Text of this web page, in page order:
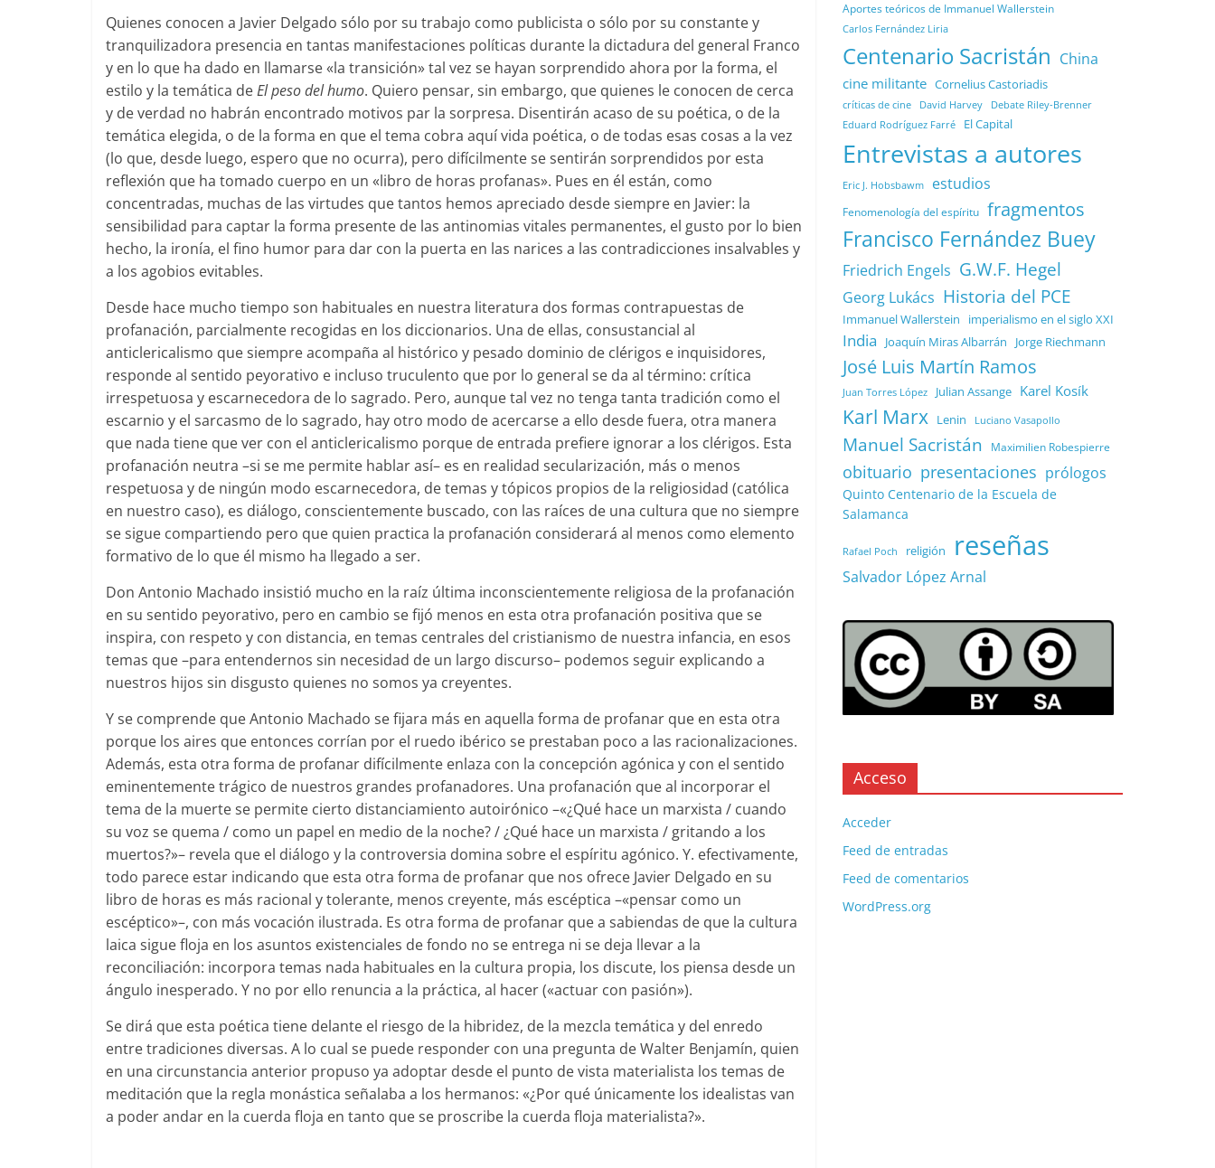
Quienes conocen a Javier Delgado sólo por su trabajo como publicista o sólo por su constante y
tranquilizadora presencia en tantas manifestaciones políticas durante la dictadura del general Franco
y en lo que ha dado en llamarse «la transición» tal vez se hayan sorprendido ahora por la forma, el
estilo y la temática deEl peso del humo. Quiero pensar, sin embargo, que quienes le conocen de cerca
y de verdad no habrán encontrado motivos par la sorpresa. Disentirán acaso de su poética, o de la
temática elegida, o de la forma en que el tema cobra aquí vida poética, o de todas esas cosas a la vez
(lo que, desde luego, espero que no ocurra), pero difícilmente se sentirán sorprendidos por esta
reflexión que ha tomado cuerpo en un «libro de horas profanas». Pues en él están, como
concentradas, muchas de las virtudes que tantos hemos apreciado desde siempre en Javier: la
sensibilidad para captar la forma presente de las antinomias vitales permanentes, el gusto por lo bien
hecho, la ironía, el fino humor para dar con la puerta en las narices a las contradicciones insalvables y
a los agobios evitables.
Desde hace mucho tiempo son habituales en nuestra literatura dos formas contrapuestas de
profanación, parcialmente recogidas en los diccionarios. Una de ellas, consustancial al
anticlericalismo que siempre acompaña al histórico y pesado dominio de clérigos e inquisidores,
responde al sentido peyorativo e incluso truculento que por lo general se da al término: crítica
irrespetuosa y escarnecedora de lo sagrado. Pero, aunque tal vez no tenga tanta tradición como el
escarnio y el sarcasmo de lo sagrado, hay otro modo de acercarse a ello desde fuera, otra manera
que nada tiene que ver con el anticlericalismo porque de entrada prefiere ignorar a los clérigos. Esta
profanación neutra –si se me permite hablar así– es en realidad secularización, más o menos
respetuosa y de ningún modo escarnecedora, de temas y tópicos propios de la religiosidad (católica
en nuestro caso), es diálogo, conscientemente buscado, con las raíces de una cultura que no siempre
se sigue compartiendo pero que quien practica la profanación considerará al menos como elemento
formativo de lo que él mismo ha llegado a ser.
Don Antonio Machado insistió mucho en la raíz última inconscientemente religiosa de la profanación
en su sentido peyorativo, pero en cambio se fijó menos en esta otra profanación positiva que se
inspira, con respeto y con distancia, en temas centrales del cristianismo de nuestra infancia, en esos
temas que –para entendernos sin necesidad de un largo discurso– podemos seguir explicando a
nuestros hijos sin disgusto quienes no somos ya creyentes.
Y se comprende que Antonio Machado se fijara más en aquella forma de profanar que en esta otra
porque los aires que entonces corrían por el ruedo ibérico se prestaban poco a las racionalizaciones.
Además, esta otra forma de profanar difícilmente enlaza con la concepción agónica y con el sentido
eminentemente trágico de nuestros grandes profanadores. Una profanación que al incorporar el
tema de la muerte se permite cierto distanciamiento autoirónico –«¿Qué hace un marxista / cuando
su voz se quema / como un papel en medio de la noche? / ¿Qué hace un marxista / gritando a los
muertos?»– revela que el diálogo y la controversia domina sobre el espíritu agónico. Y. efectivamente,
todo parece estar indicando que esta otra forma de profanar que nos ofrece Javier Delgado en su
libro de horas es más racional y tolerante, menos creyente, más escéptica –«pensar como un
escéptico»–, con más vocación ilustrada. Es otra forma de profanar que a sabiendas de que la cultura
laica sigue floja en los asuntos existenciales de fondo no se entrega ni se deja llevar a la
reconciliación: incorpora temas nada habituales en la cultura propia, los discute, los piensa desde un
ángulo inesperado. Y no por ello renuncia a la práctica, al hacer («actuar con pasión»).
Se dirá que esta poética tiene delante el riesgo de la hibridez, de la mezcla temática y del enredo
entre tradiciones diversas. A lo cual se puede responder con una pregunta de Walter Benjamín, quien
en una circunstancia anterior propuso ya adoptar desde el punto de vista materialista los temas de
meditación que la regla monástica señalaba a los hermanos: «¿Por qué únicamente los idealistas van
a poder andar en la cuerda floja en tanto que se proscribe la cuerda floja materialista?».
Aportes teóricos de Immanuel Wallerstein
Carlos Fernández Liria
Centenario Sacristán China
cine militante Cornelius Castoriadis
críticas de cine David Harvey Debate Riley-Brenner
Eduard Rodríguez Farré El Capital
Entrevistas a autores
Eric J. Hobsbawm estudios
Fenomenología del espíritu fragmentos
Francisco Fernández Buey
Friedrich Engels G.W.F. Hegel
Georg Lukács Historia del PCE
Immanuel Wallerstein imperialismo en el siglo XXI
India Joaquín Miras Albarrán Jorge Riechmann
José Luis Martín Ramos
Juan Torres López Julian Assange Karel Kosík
Karl Marx Lenin Luciano Vasapollo
Manuel Sacristán Maximilien Robespierre
obituario presentaciones prólogos
Quinto Centenario de la Escuela de
Salamanca
Rafael Poch religión reseñas
Salvador López Arnal
Acceso
Acceder
Feed de entradas
Feed de comentarios
WordPress.org